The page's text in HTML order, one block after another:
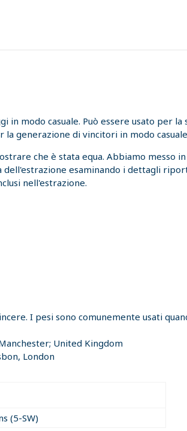
modo casuale. Può essere usato per
generazione di vincitori in modo
che è stata equa. Abbiamo messo
esaminando i dettagli
nell'estrazione.
I pesi sono comunemente usati
United Kingdom
London
(5-SW)